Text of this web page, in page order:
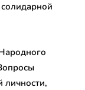
личности,